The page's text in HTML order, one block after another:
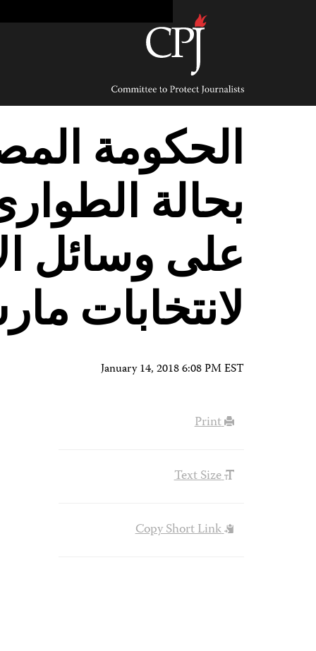
Committee
Protect
Journalists
الحكومة
بحالة
على وسائل
لانتخابات
January 14, 2018 6:08 PM EST
Print
Text Size
Copy Short Link